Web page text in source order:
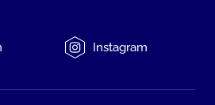
Instagram